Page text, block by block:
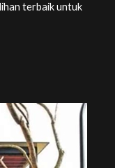
terbaik untuk